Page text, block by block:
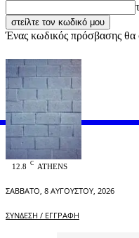
Ένας κωδικός πρόσβασης θα
OFFICIAL
12.8 C ATHENS
ΣΆΒΒΑΤΟ, 8 ΑΥΓΟΎΣΤΟΥ, 2026
ΣΎΝΔΕΣΗ / ΕΓΓΡΑΦΉ